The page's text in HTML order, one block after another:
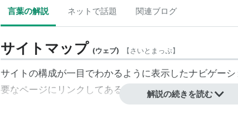
言葉の解説 ネットで話題 関連ブログ
サイトマップ (ウェブ) 【さいとまっぷ】
サイトの構成が一目でわかるように表示したナビゲー
要なページにリンクしてある。
解説の続きを読む